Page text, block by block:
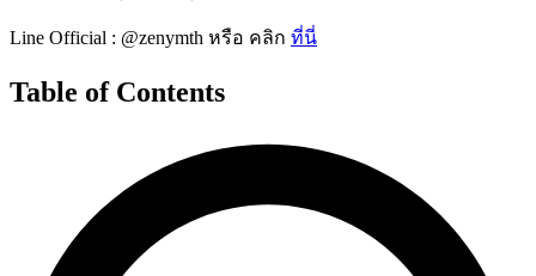
Line Official : @zenymth หรือ คลิก ที่นี่
Table of Contents